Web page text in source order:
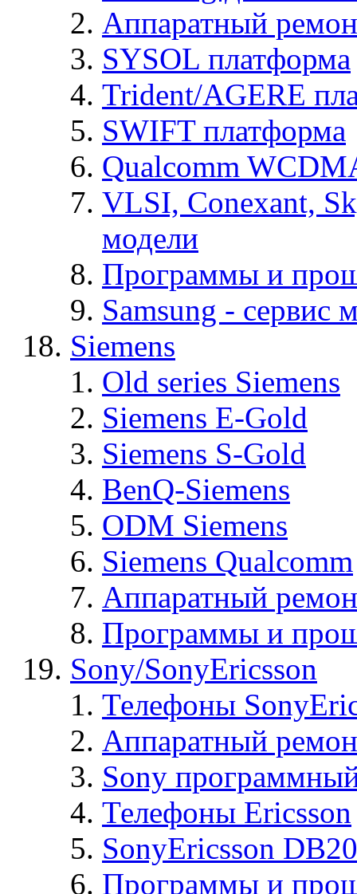
Аппаратный
SYSOL платформа
Trident/AGERE
SWIFT платформа
Qualcomm
VLSI, Conexant,
модели
Программы и
Samsung - cервис
Siemens
Old series Siemens
Siemens E-Gold
Siemens S-Gold
BenQ-Siemens
ODM Siemens
Siemens Qualcomm
Аппаратный
Программы и
Sony/SonyEricsson
Телефоны
Аппаратный
Sony
Телефоны Ericsson
SonyEricsson
Программы и